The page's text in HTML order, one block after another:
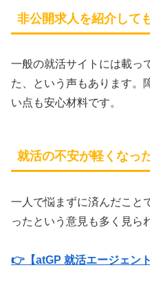
非公開求人を紹介して
一般の就活サイトには載っ
た、という声もあります。
い点も安心材料です。
就活の不安が軽くなっ
一人で悩まずに済んだこと
ったという意見も多く見ら
👉【atGP 就活エージェン